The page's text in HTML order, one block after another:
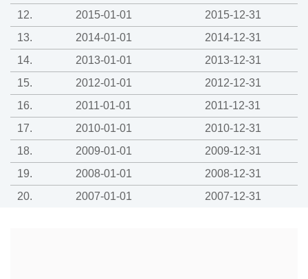
12.
2015-01-01
2015-12-31
13.
2014-01-01
2014-12-31
14.
2013-01-01
2013-12-31
15.
2012-01-01
2012-12-31
16.
2011-01-01
2011-12-31
17.
2010-01-01
2010-12-31
18.
2009-01-01
2009-12-31
19.
2008-01-01
2008-12-31
20.
2007-01-01 2007-12-31